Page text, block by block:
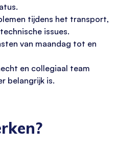
tijdens het transport,
issues.
van maandag tot en
en collegiaal team
belangrijk is.